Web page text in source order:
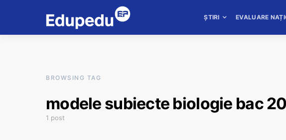
ȘTIRI EVALUARE
BROWSING TAG
modele subiecte biologie bac
1 post